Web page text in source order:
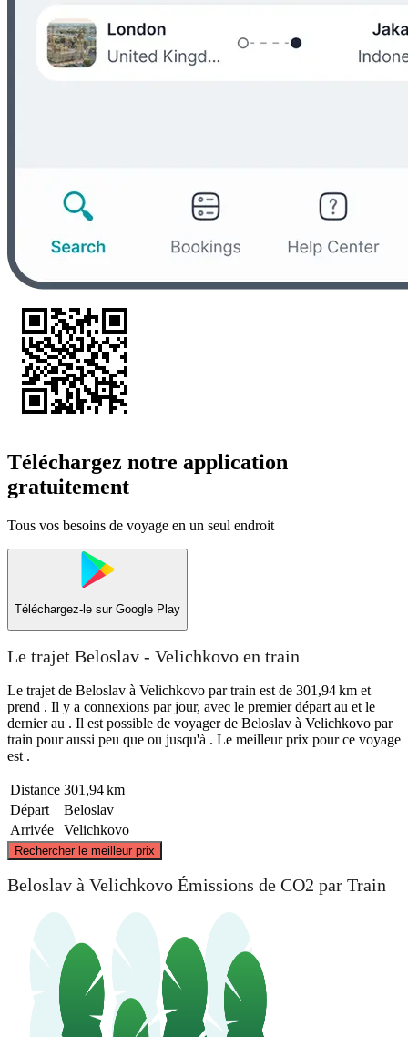
Téléchargez notre application
gratuitement
Tous vos besoins de voyage en un seul endroit
Téléchargez-le sur Google Play
Le trajet Beloslav - Velichkovo en train
Le trajet de Beloslav à Velichkovo par train est de 301,94 km et
prend . Il y a connexions par jour, avec le premier départ au et le
dernier au . Il est possible de voyager de Beloslav à Velichkovo par
train pour aussi peu que ou jusqu'à . Le meilleur prix pour ce voyage
est .
Distance 301,94 km
Départ
Beloslav
Arrivée
Velichkovo
Rechercher le meilleur prix
Velichkovo
Beloslav à Velichkovo Émissions de CO2 par Train